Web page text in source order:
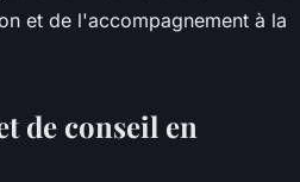
et de l'accompagnement à la
de conseil en